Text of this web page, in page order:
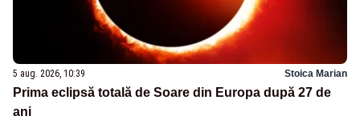
5 aug. 2026, 10:39 Stoica Marian
Prima eclipsă totală de Soare din Europa după 27 de
ani